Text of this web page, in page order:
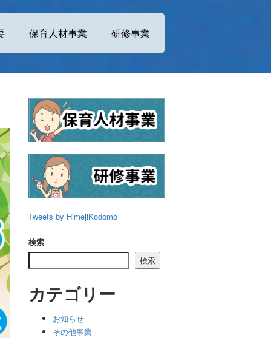
保育人材事業 研修事業
Tweets by HimejiKodomo
検索
検索
カテゴリー
お知らせ
その他事業